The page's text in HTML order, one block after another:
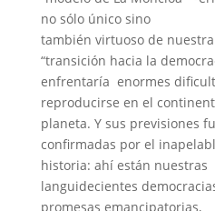
no sólo único sino
también virtuoso de
“transición hacia la
enfrentaría enormes
reproducirse en el
planeta. Y sus previsiones
confirmadas por el
historia: ahí están nuestras
languidecientes
promesas emancipatorias,